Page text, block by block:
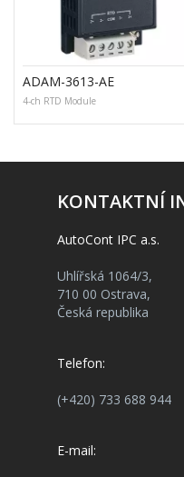
ADAM-3613-AE
4-ch RTD Module
KONTAKTNÍ
AutoCont IPC a.s.
Uhlířská 1064/3,
710 00 Ostrava,
Česká republika
Telefon:
(+420) 733 688 944
E-mail: